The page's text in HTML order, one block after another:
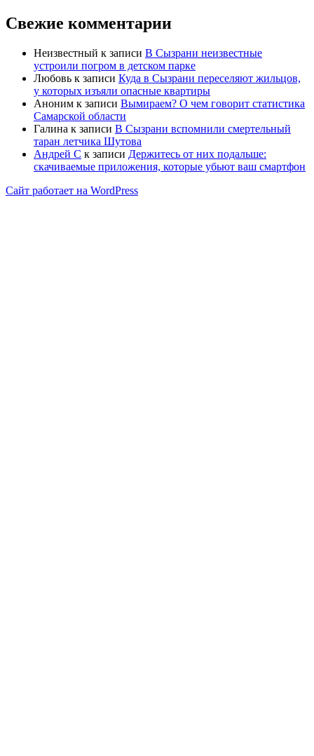
Свежие комментарии
Неизвестный к записи В Сызрани неизвестные
устроили погром в детском парке
Любовь к записи Куда в Сызрани переселяют жильцов,
у которых изъяли опасные квартиры
Аноним к записи Вымираем? О чем говорит статистика
Самарской области
Галина к записи В Сызрани вспомнили смертельный
таран летчика Шутова
Андрей С к записи Держитесь от них подальше:
скачиваемые приложения, которые убьют ваш смартфон
Сайт работает на WordPress